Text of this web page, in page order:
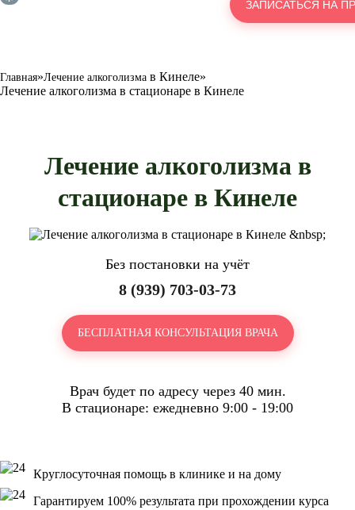
Главная»Лечение алкоголизма в Кинеле»
Лечение алкоголизма в стационаре в Кинеле
Лечение алкоголизма в
стационаре в Кинеле
Без постановки на учёт
8 (939) 703-03-73
БЕСПЛАТНАЯ КОНСУЛЬТАЦИЯ ВРАЧА
Врач будет по адресу через 40 мин.
В стационаре: ежедневно 9:00 - 19:00
Круглосуточная помощь в клинике и на дому
Гарантируем 100% результата при прохождении курса